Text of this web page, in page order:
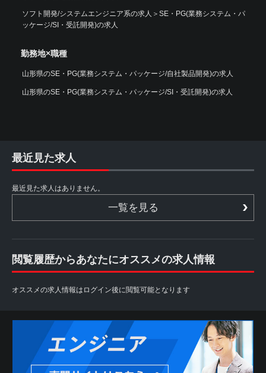
ソフト開発/システムエンジニア系の求人 ＞ SE・PG(業務システム・パ
ッケージ/SI・受託開発)の求人
勤務地×職種
山形県のSE・PG(業務システム・パッケージ/自社製品開発)の求人
山形県のSE・PG(業務システム・パッケージ/SI・受託開発)の求人
最近見た求人
最近見た求人はありません。
一覧を見る
閲覧履歴からあなたにオススメの求人情報
オススメの求人情報はログイン後に閲覧可能となります